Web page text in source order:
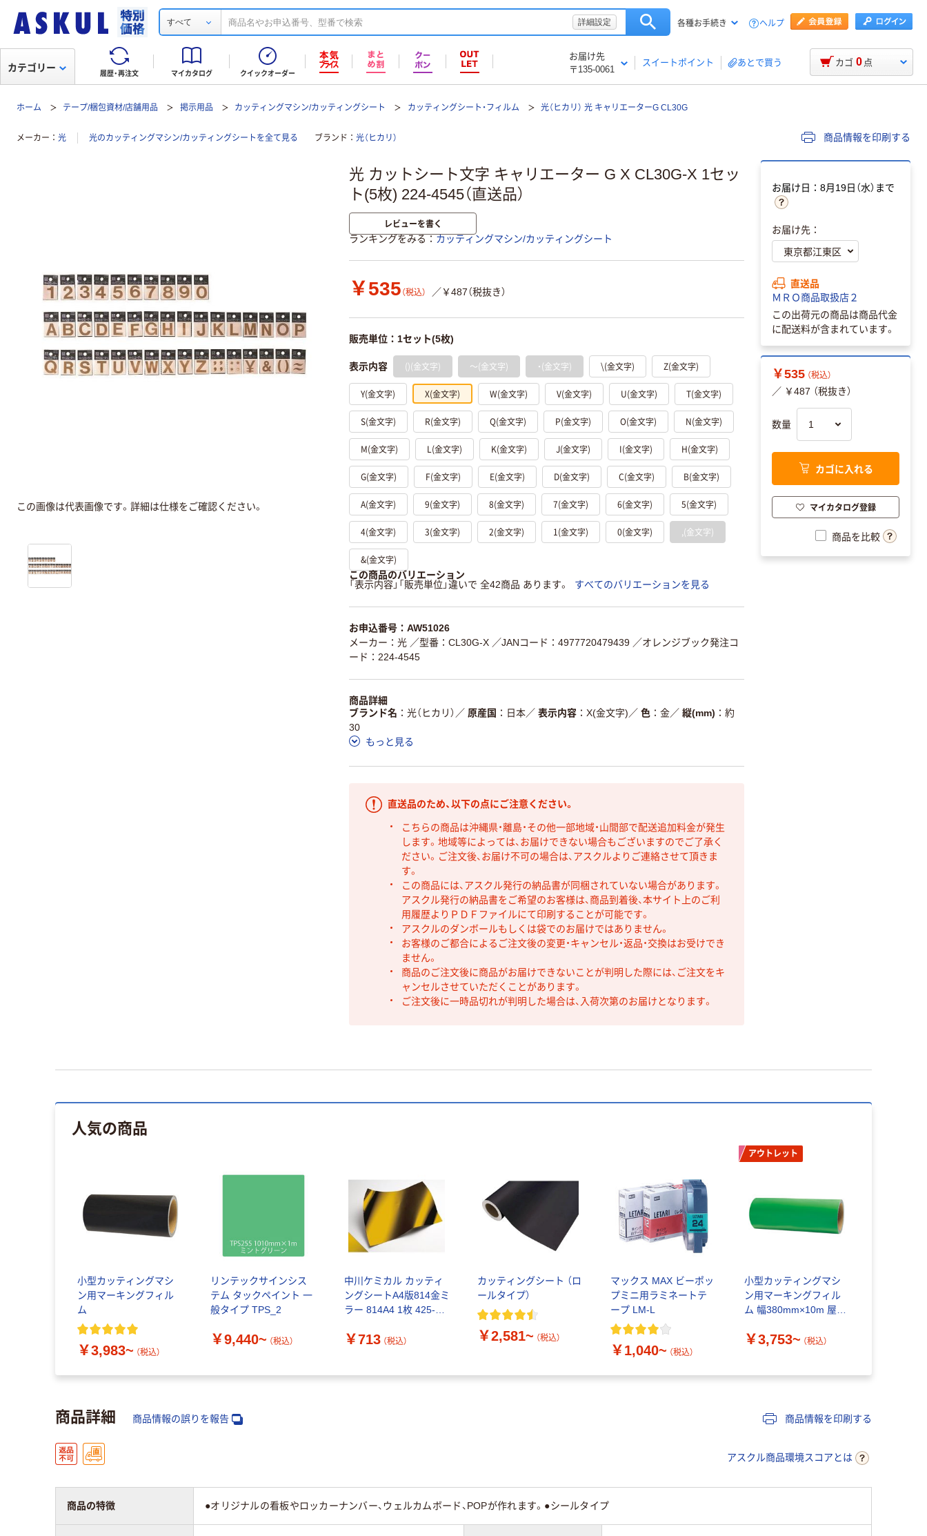
すべて 詳細設定 各種お手続き ヘルプ
履歴・再注文 マイカタログ クイックオーダー
お届け先
〒135-0061
スイートポイント あとで買う
カテゴリー カゴ 0 点
ホーム テープ/梱包資材/店舗用品 掲示用品 カッティングマシン/カッティングシート カッティングシート・フィルム 光（ヒカリ） 光 キャリエーターG CL30G
メーカー 光 光のカッティングマシン/カッティングシートを全て見る ブランド 光（ヒカリ） 商品情報を印刷する
光 カットシート文字 キャリエーター G X CL30G-X 1セッ
ト(5枚) 224-4545（直送品）
レビューを書く
ランキングをみる カッティングマシン/カッティングシート
￥535 （税込） ／￥487（税抜き）
販売単位：1セット(5枚)
表示内容 ()(金文字) ～(金文字) ・(金文字) \(金文字) Z(金文字)
Y(金文字) X(金文字) W(金文字) V(金文字) U(金文字) T(金文字)
S(金文字) R(金文字) Q(金文字) P(金文字) O(金文字) N(金文字)
M(金文字) L(金文字) K(金文字) J(金文字) I(金文字) H(金文字)
G(金文字) F(金文字) E(金文字) D(金文字) C(金文字) B(金文字)
A(金文字) 9(金文字) 8(金文字) 7(金文字) 6(金文字) 5(金文字)
4(金文字) 3(金文字) 2(金文字) 1(金文字) 0(金文字) ,(金文字)
&(金文字)
この商品のバリエーション
「表示内容」「販売単位」違いで 全42商品 あります。
すべてのバリエーションを見る
お申込番号：AW51026
メーカー：光 ／型番：CL30G-X ／JANコード：4977720479439 ／オレンジブック発注コ
ード：224-4545
商品詳細
ブランド名
光（ヒカリ） ／ 原産国 日本／ 表示内容 X(金文字) ／ 色 金／ 縦(mm)
約
30
もっと見る
直送品のため、以下の点にご注意ください。
こちらの商品は沖縄県・離島・その他一部地域・山間部で配送追加料金が発生
します。地域等によっては、お届けできない場合もございますのでご了承く
ださい。ご注文後、お届け不可の場合は、アスクルよりご連絡させて頂きま
す。
この商品には、アスクル発行の納品書が同梱されていない場合があります。
アスクル発行の納品書をご希望のお客様は、商品到着後、本サイト上のご利
用履歴よりＰＤＦファイルにて印刷することが可能です。
アスクルのダンボールもしくは袋でのお届けではありません。
お客様のご都合によるご注文後の変更・キャンセル・返品・交換はお受けでき
ません。
商品のご注文後に商品がお届けできないことが判明した際には、ご注文をキ
ャンセルさせていただくことがあります。
ご注文後に一時品切れが判明した場合は、入荷次第のお届けとなります。
この画像は代表画像です。詳細は仕様をご確認ください。
お届け日：8月19日（水）まで
お届け先：
直送品
ＭＲＯ商品取扱店２
この出荷元の商品は商品代金
に配送料が含まれています。
￥535 （税込）
／ ￥487 （税抜き）
数量
カゴに入れる
マイカタログ登録
商品を比較
人気の商品
小型カッティングマシ
ン用マーキングフィル
ム
￥3,983~ （税込）
リンテックサインシス
テム タックペイント 一
般タイプ TPS_2
￥9,440~ （税込）
中川ケミカル カッティ
ングシートA4版814金ミ
ラー 814A4 1枚 425-
￥713 （税込）
カッティングシート （ロ
ールタイプ）
￥2,581~ （税込）
マックス MAX ビーポッ
プミニ用ラミネートテ
ープ LM-L
￥1,040~ （税込）
アウトレット
小型カッティングマシ
ン用マーキングフィル
ム 幅380mm×10m 屋外
￥3,753~ （税込）
商品詳細 商品情報の誤りを報告 商品情報を印刷する
アスクル商品環境スコアとは
商品の特徴 ●オリジナルの看板やロッカーナンバー、ウェルカムボード、POPが作れます。●シールタイプ